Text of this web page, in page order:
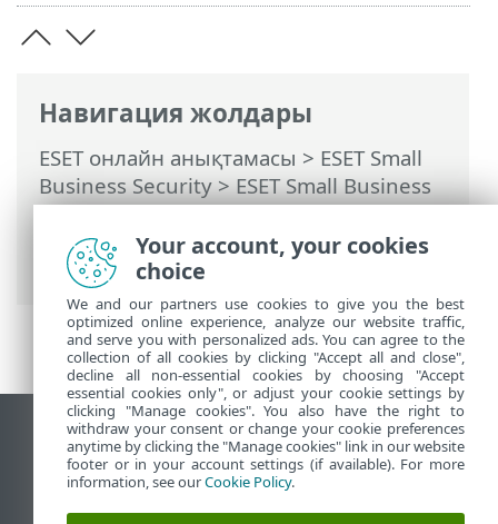
Навигация жолдары
ESET онлайн анықтамасы > ESET Small
Business Security>ESET Small Business
Security бағдарламасымен жұмыс істеу
Кеңейтілген орнату> Қорғаныстар>
SSL/TLS> Куәлік ережелері
Жұмыс үстеліндегі сайтты қарау
End of Life
ESET білім қоры
Your account, your cookies
choice
We and our partners use cookies to give you the best
optimized online experience, analyze our website traffic,
and serve you with personalized ads. You can agree to the
collection of all cookies by clicking "Accept all and close",
decline all non-essential cookies by choosing "Accept
essential cookies only", or adjust your cookie settings by
clicking "Manage cookies". You also have the right to
withdraw your consent or change your cookie preferences
anytime by clicking the "Manage cookies" link in our website
footer or in your account settings (if available). For more
information, see ourCookie Policy.